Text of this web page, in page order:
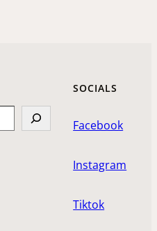
SOCIALS
Facebook
Instagram
Tiktok